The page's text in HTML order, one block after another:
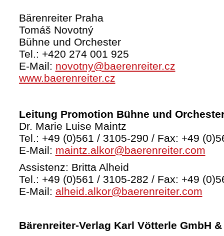
Bärenreiter Praha
Tomáš Novotný
Bühne und Orchester
Tel.: +420 274 001 925
E-Mail: novotny@baerenreiter.cz
www.baerenreiter.cz
Leitung Promotion Bühne und
Dr. Marie Luise Maintz
Tel.: +49 (0)561 / 3105-290 / Fax: +49
E-Mail: maintz.alkor@baerenreiter.com
Assistenz: Britta Alheid
Tel.: +49 (0)561 / 3105-282 / Fax: +49
E-Mail: alheid.alkor@baerenreiter.com
Bärenreiter-Verlag Karl Vötterle GmbH &